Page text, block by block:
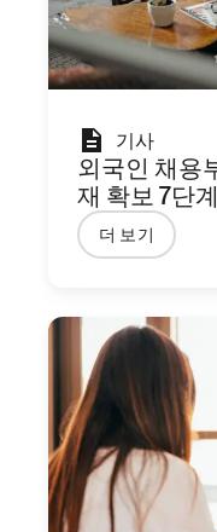
기사
외국인 채용
재 확보 7단
더 보기